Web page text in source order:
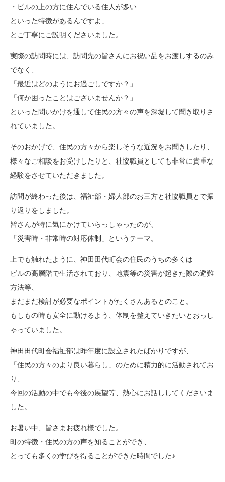
・ビルの上の方に住んでいる住人が多い
といった特徴があるんですよ」
とご丁寧にご説明くださいました。
実際の訪問時には、訪問先の皆さんにお祝い品をお渡しするのみ
でなく、
「最近はどのようにお過ごしですか？」
「何か困ったことはございませんか？」
といった問いかけを通して住民の方々の声を深堀して聞き取りさ
れていました。
そのおかげで、住民の方々から楽しそうな近況をお聞きしたり、
様々なご相談をお受けしたりと、社協職員としても非常に貴重な
経験をさせていただきました。
訪問が終わった後は、福祉部・婦人部のお三方と社協職員とで振
り返りをしました。
皆さんが特に気にかけていらっしゃったのが、
「災害時・非常時の対応体制」というテーマ。
上でも触れたように、神田田代町会の住民のうちの多くは
ビルの高層階で生活されており、地震等の災害が起きた際の避難
方法等、
まだまだ検討が必要なポイントがたくさんあるとのこと。
もしもの時も安全に動けるよう、体制を整えていきたいとおっし
ゃっていました。
神田田代町会福祉部は昨年度に設立されたばかりですが、
「住民の方々のより良い暮らし」のために精力的に活動されてお
り、
今回の活動の中でも今後の展望等、熱心にお話ししてくださいま
した。
お暑い中、皆さまお疲れ様でした。
町の特徴・住民の方の声を知ることができ、
とっても多くの学びを得ることができた時間でした♪